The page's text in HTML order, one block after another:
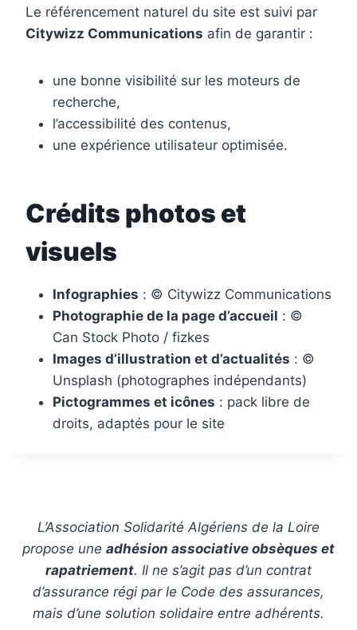
Le référencement naturel du site est suivi par
Citywizz Communications afin de garantir :
une bonne visibilité sur les moteurs de
recherche,
l’accessibilité des contenus,
une expérience utilisateur optimisée.
Crédits photos et
visuels
Infographies : © Citywizz Communications
Photographie de la page d’accueil : ©
Can Stock Photo / fizkes
Images d’illustration et d’actualités : ©
Unsplash (photographes indépendants)
Pictogrammes et icônes : pack libre de
droits, adaptés pour le site
L’Association Solidarité Algériens de la Loire
propose une adhésion associative obsèques et
rapatriement. Il ne s’agit pas d’un contrat
d’assurance régi par le Code des assurances,
mais d’une solution solidaire entre adhérents.